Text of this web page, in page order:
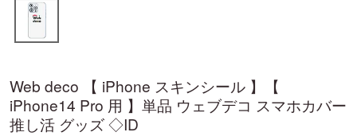
Web deco 【 iPhone スキンシール 】【
iPhone14 Pro 用 】単品 ウェブデコ スマホカバー
推し活 グッズ ◇ID